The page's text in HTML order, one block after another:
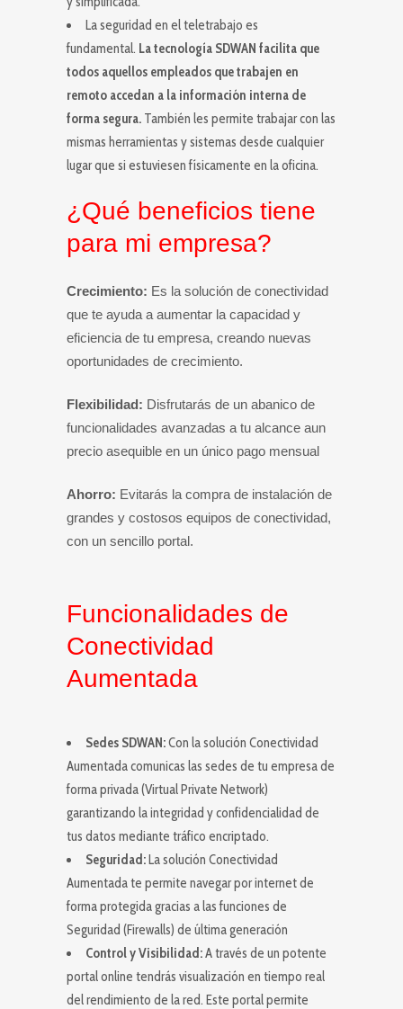
La seguridad en el teletrabajo es
fundamental. La tecnología SDWAN facilita que
todos aquellos empleados que trabajen en
remoto accedan a la información interna de
forma segura. También les permite trabajar con las
mismas herramientas y sistemas desde cualquier
lugar que si estuviesen físicamente en la oficina.
¿Qué beneficios tiene
para mi empresa?
Crecimiento: Es la solución de conectividad
que te ayuda a aumentar la capacidad y
eficiencia de tu empresa, creando nuevas
oportunidades de crecimiento.
Flexibilidad: Disfrutarás de un abanico de
funcionalidades avanzadas a tu alcance aun
precio asequible en un único pago mensual
Ahorro: Evitarás la compra de instalación de
grandes y costosos equipos de conectividad,
con un sencillo portal.
Funcionalidades de
Conectividad
Aumentada
Sedes SDWAN:Con la solución Conectividad
Aumentada comunicas las sedes de tu empresa de
forma privada (Virtual Private Network)
garantizando la integridad y confidencialidad de
tus datos mediante tráfico encriptado.
Seguridad:La solución Conectividad
Aumentada te permite navegar por internet de
forma protegida gracias a las funciones de
Seguridad (Firewalls) de última generación
Control y Visibilidad:A través de un potente
portal online tendrás visualización en tiempo real
del rendimiento de la red. Este portal permite